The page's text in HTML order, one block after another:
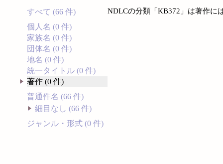
すべて (66 件)
個人名 (0 件)
家族名 (0 件)
団体名 (0 件)
地名 (0 件)
統一タイトル (0 件)
著作 (0 件)
普通件名 (66 件)
細目なし (66 件)
ジャンル・形式 (0 件)
NDLCの分類「KB372」は著作に